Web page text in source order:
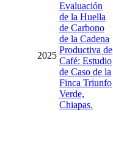
2025
Evaluación
de la Huella
de Carbono
de la Cadena
Productiva de
Café: Estudio
de Caso de la
Finca Triunfo
Verde,
Chiapas.